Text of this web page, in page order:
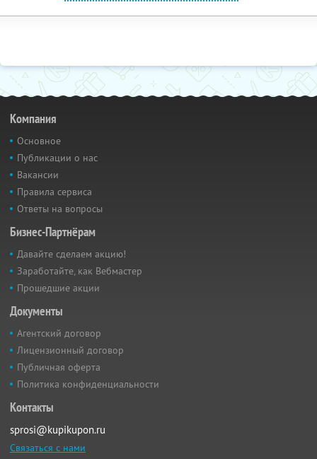
Компания
Основное
Публикации о нас
Вакансии
Правила сервиса
Ответы на вопросы
Бизнес-Партнёрам
Давайте сделаем акцию!
Заработайте, как Вебмастер
Прошедшие акции
Документы
Агентский договор
Лицензионный договор
Публичная оферта
Политика конфиденциальности
Контакты
sprosi@kupikupon.ru
Связаться с нами